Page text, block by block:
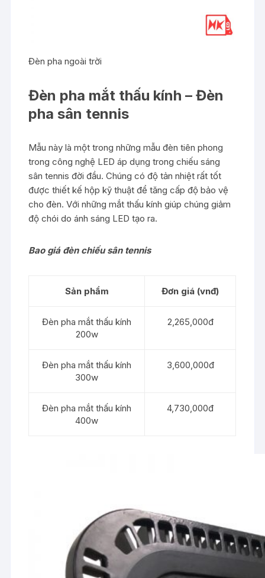
Đèn pha ngoài trời
Đèn pha mắt thấu kính – Đèn
pha sân tennis
Mẫu này là một trong những mẫu đèn tiên phong
trong công nghệ LED áp dụng trong chiếu sáng
sân tennis đời đầu. Chúng có độ tản nhiệt rất tốt
được thiết kế hộp kỹ thuật để tăng cấp độ bảo vệ
cho đèn. Với những mắt thấu kính giúp chúng giảm
độ chói do ánh sáng LED tạo ra.
Bao giá đèn chiếu sân tennis
Sản phẩm Đơn giá (vnđ)
Đèn pha mắt thấu kính
200w
2,265,000đ
Đèn pha mắt thấu kính
300w
3,600,000đ
Đèn pha mắt thấu kính
400w
4,730,000đ